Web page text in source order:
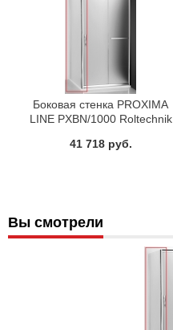
Боковая стенка PROXIMA
LINE PXBN/1000 Roltechnik
41 718 руб.
Вы смотрели